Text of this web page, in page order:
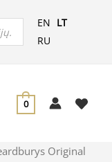
EN LT
RU
0
Original